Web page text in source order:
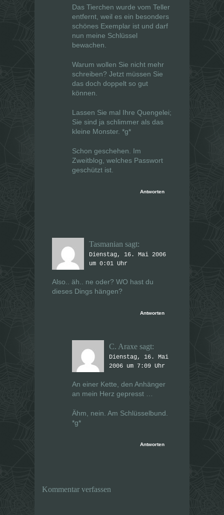
Das Tierchen wurde vom Teller
entfernt, weil es ein besonders
schönes Exemplar ist und darf
nun meine Schlüssel
bewachen.
Warum wollen Sie nicht mehr
schreiben? Jetzt müssen Sie
das doch doppelt so gut
können.
Lassen Sie mal Ihre Quengelei;
Sie sind ja schlimmer als das
kleine Monster. *g*
Schon geschehen. Im
Zweitblog, welches Passwort
geschützt ist.
Antworten
Tasmanian sagt:
Dienstag, 16. Mai 2006
um 0:01 Uhr
Also.. äh.. ne oder? WO hast du
dieses Dings hängen?
Antworten
C. Araxe sagt:
Dienstag, 16. Mai
2006 um 7:09 Uhr
An einer Kette, den Anhänger
an mein Herz gepresst …
Ähm, nein. Am Schlüsselbund.
*g*
Antworten
Kommentar verfassen